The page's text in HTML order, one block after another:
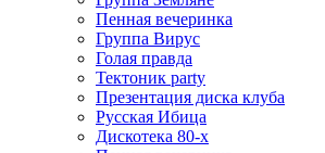
Пенная вечеринка
Группа Вирус
Голая правда
Тектоник party
Презентация диска клуба
Русская Ибица
Дискотека 80-х